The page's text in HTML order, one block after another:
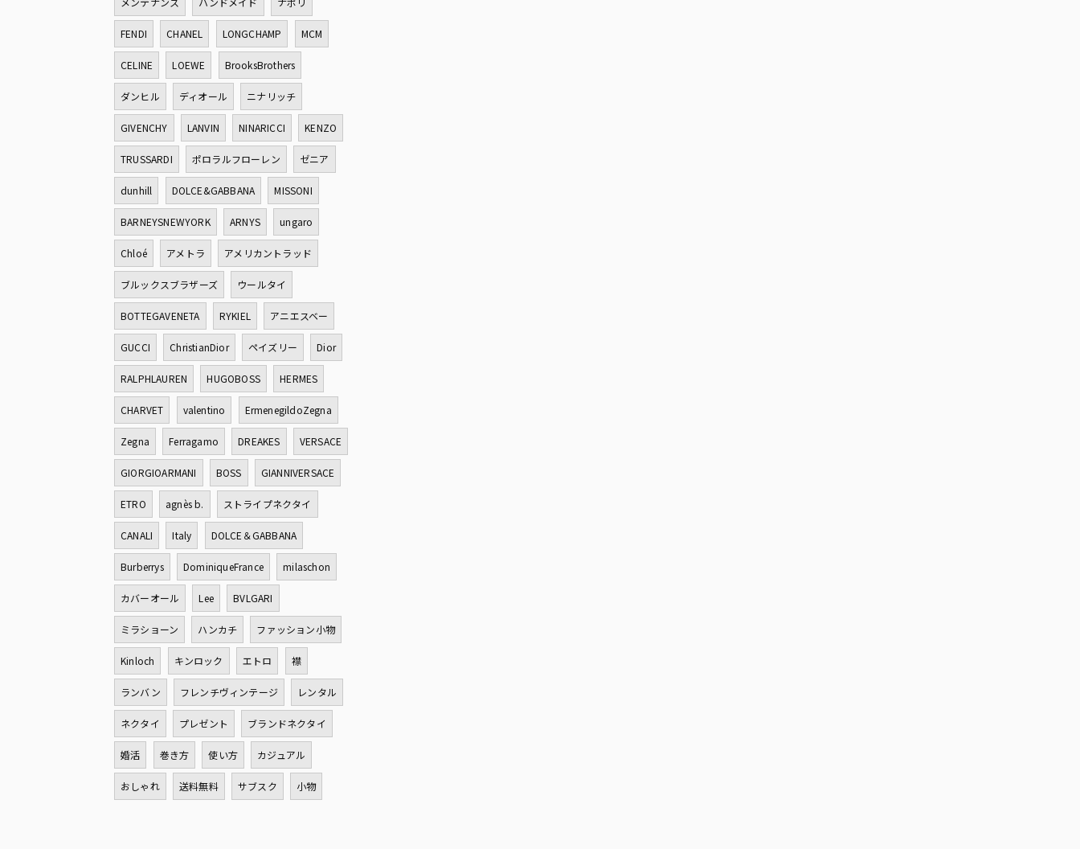
FENDI CHANEL LONGCHAMP MCM
CELINE LOEWE BrooksBrothers
ダンヒル ディオール ニナリッチ
GIVENCHY LANVIN NINARICCI KENZO
TRUSSARDI ポロラルフローレン ゼニア
dunhill DOLCE&GABBANA MISSONI
BARNEYSNEWYORK ARNYS ungaro
Chloé アメトラ アメリカントラッド
ブルックスブラザーズ ウールタイ
BOTTEGAVENETA RYKIEL アニエスベー
GUCCI ChristianDior ペイズリー Dior
RALPHLAUREN HUGOBOSS HERMES
CHARVET valentino ErmenegildoZegna
Zegna Ferragamo DREAKES VERSACE
GIORGIOARMANI BOSS GIANNIVERSACE
ETRO agnès b. ストライプネクタイ
CANALI Italy DOLCE＆GABBANA
Burberrys DominiqueFrance milaschon
カバーオール Lee BVLGARI
ミラショーン ハンカチ ファッション小物
Kinloch キンロック エトロ 襟
ランバン フレンチヴィンテージ レンタル
ネクタイ プレゼント ブランドネクタイ
婚活 巻き方 使い方 カジュアル
おしゃれ 送料無料 サブスク 小物